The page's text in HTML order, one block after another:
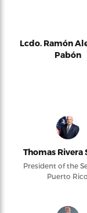
Lcdo. Ramón
Pabón
Thomas Rivera
President of the
Puerto Rico